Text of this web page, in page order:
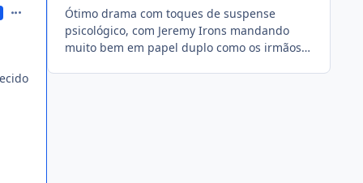
comment_155465Ótimo drama com toques de suspense
psicológico, com Jeremy Irons mandando
muito bem em papel duplo como os irmãos